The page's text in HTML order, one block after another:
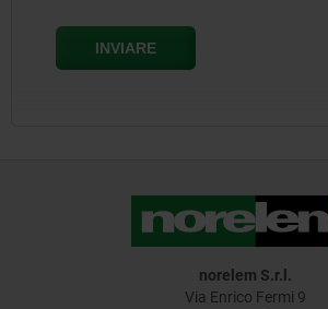
norelem S.r.l.
Via Enrico Fermi 9